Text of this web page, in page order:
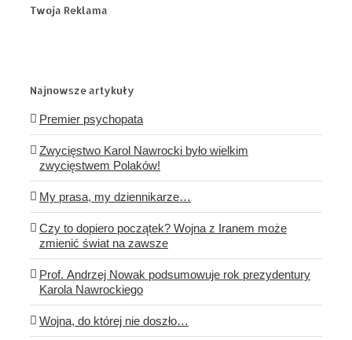
Twoja Reklama
Najnowsze artykuły
Premier psychopata
Zwycięstwo Karol Nawrocki było wielkim
zwycięstwem Polaków!
My prasa, my dziennikarze…
Czy to dopiero początek? Wojna z Iranem może
zmienić świat na zawsze
Prof. Andrzej Nowak podsumowuje rok prezydentury
Karola Nawrockiego
Wojna, do której nie doszło…